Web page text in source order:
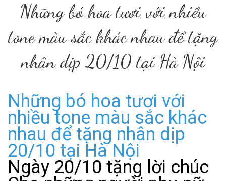
Những bó hoa tươi với nhiều
tone màu sắc khác nhau để tặng
nhân dịp 20/10 tại Hà Nội
Những bó hoa tươi với
nhiều tone màu sắc khác
nhau để tặng nhân dịp
20/10 tại Hà Nội
Ngày 20/10 tặng lời chúc